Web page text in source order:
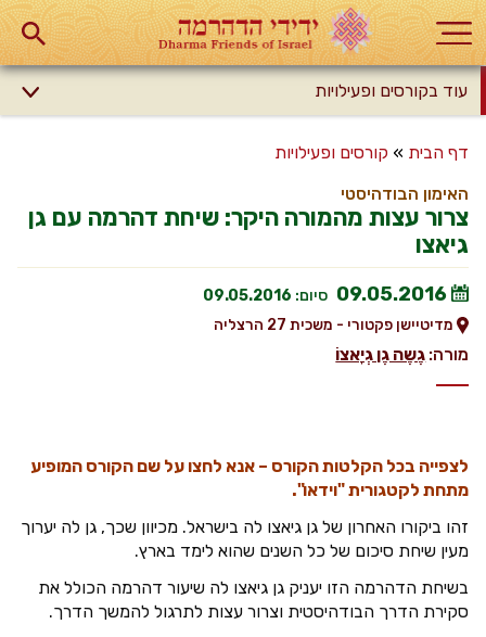
עוד בקורסים ופעילויות
דף הבית » קורסים ופעילויות
האימון הבודהיסטי
צרור עצות מהמורה היקר: שיחת דהרמה עם גן
גיאצו
09.05.2016 סיום: 09.05.2016
מדיטיישן פקטורי - משכית 27 הרצליה
מורה: גֶשֶה גֶן גְיָאצוֹ
לצפייה בכל הקלטות הקורס – אנא לחצו על שם הקורס המופיע
מתחת לקטגורית "וידאו".
זהו ביקורו האחרון של גן גיאצו לה בישראל. מכיוון שכך, גן לה יערוך
מעין שיחת סיכום של כל השנים שהוא לימד בארץ.
בשיחת הדהרמה הזו יעניק גן גיאצו לה שיעור דהרמה הכולל את
סקירת הדרך הבודהיסטית וצרור עצות לתרגול להמשך הדרך.